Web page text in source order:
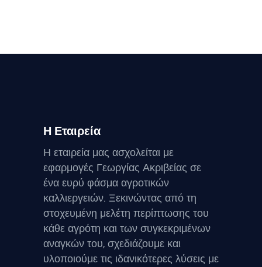
Η Εταιρεία
Η εταιρεία μας ασχολείται με
εφαρμογές Γεωργίας Ακριβείας σε
ένα ευρύ φάσμα αγροτικών
καλλιεργειών. Ξεκινώντας από τη
στοχευμένη μελέτη περίπτωσης του
κάθε αγρότη και των συγκεκριμένων
αναγκών του, σχεδιάζουμε και
υλοποιούμε τις ιδανικότερες λύσεις με